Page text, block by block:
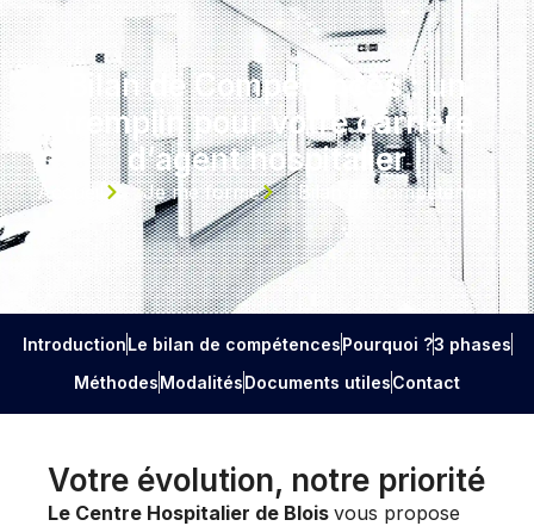
Bilan de Compétences : un
tremplin pour votre carrière
d’agent hospitalier
Accueil Je me forme Bilan de compétences
IntroductionLe bilan de compétencesPourquoi ?3 phases
MéthodesModalitésDocuments utilesContact
Votre évolution, notre priorité
Le Centre Hospitalier de Blois vous propose